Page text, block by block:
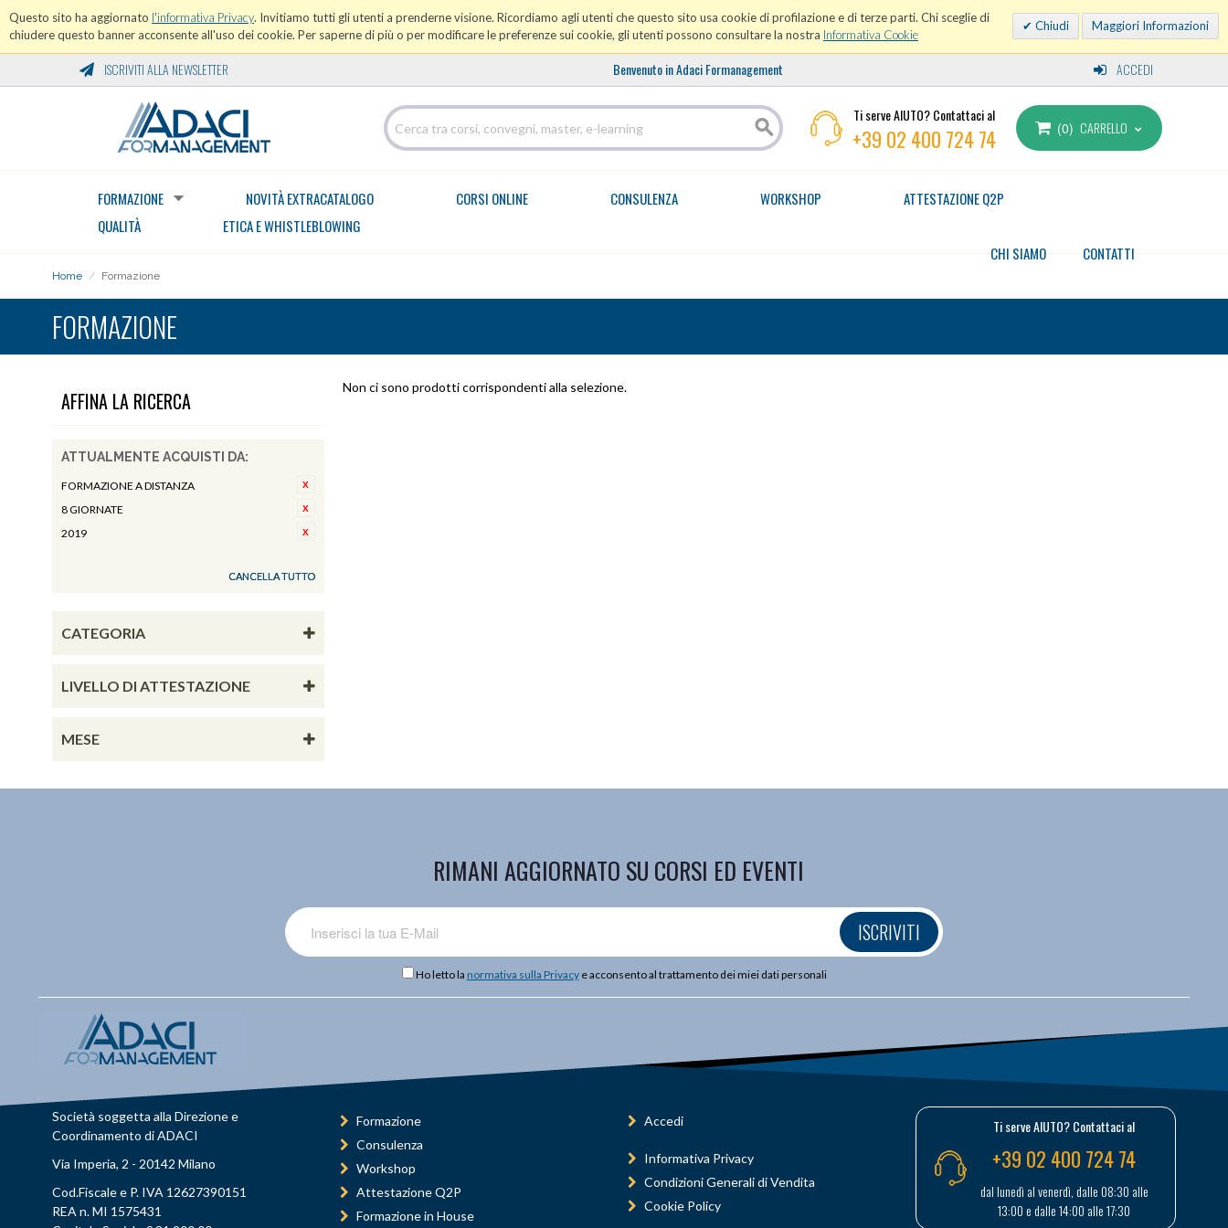
Questo sito ha aggiornato l'informativa Privacy. Invitiamo tutti gli utenti a prenderne visione. Ricordiamo agli utenti che questo sito usa cookie di profilazione e di terze parti. Chi sceglie di
chiudere questo banner acconsente all'uso dei cookie. Per saperne di più o per modificare le preferenze sui cookie, gli utenti possono consultare la nostra Informativa Cookie
Chiudi Maggiori Informazioni
ISCRIVITI ALLA NEWSLETTER Benvenuto in Adaci Formanagement ACCEDI
Ti serve AIUTO? Contattaci al
+39 02 400 724 74 0 CARRELLO
FORMAZIONE NOVITÀ EXTRACATALOGO CORSI ONLINE CONSULENZA WORKSHOP
ATTESTAZIONE Q2P
QUALITÀ
ETICA E WHISTLEBLOWING
CONTATTI
CHI SIAMO
Home / Formazione
FORMAZIONE
AFFINA LA RICERCA
ATTUALMENTE ACQUISTI DA:
FORMAZIONE A DISTANZA
8 GIORNATE
2019
CANCELLA TUTTO
CATEGORIA
LIVELLO DI ATTESTAZIONE
MESE
Non ci sono prodotti corrispondenti alla selezione.
RIMANI AGGIORNATO SU CORSI ED EVENTI
ISCRIVITI
Ho letto la normativa sulla Privacye acconsento al trattamento dei miei dati personali
Società soggetta alla Direzione e
Coordinamento di ADACI
Via Imperia, 2 - 20142 Milano
Cod.Fiscale e P. IVA 12627390151
REA n. MI 1575431
Formazione
Consulenza
Workshop
Attestazione Q2P
Formazione in House
Accedi
Informativa Privacy
Condizioni Generali di Vendita
Cookie Policy
Ti serve AIUTO? Contattaci al
+39 02 400 724 74
dal lunedì al venerdì, dalle 08:30 alle
13:00 e dalle 14:00 alle 17:30